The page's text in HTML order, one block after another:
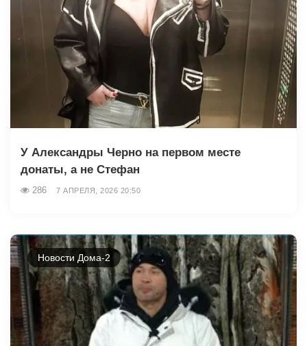
У Александры Черно на первом месте
донаты, а не Стефан
286 7 АПРЕЛЯ, 2026 20:50
Новости Дома-2